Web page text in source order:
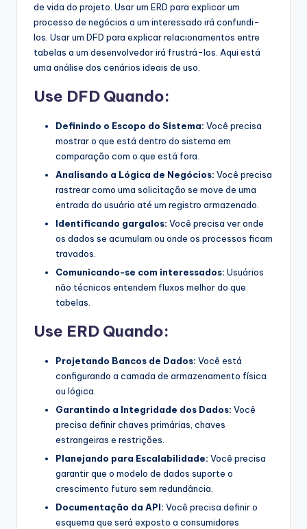
de vida do projeto. Usar um ERD para explicar um
processo de negócios a um interessado irá confundi-
los. Usar um DFD para explicar relacionamentos entre
tabelas a um desenvolvedor irá frustrá-los. Aqui está
uma análise dos cenários ideais de uso.
Use DFD Quando:
Definindo o Escopo do Sistema: Você precisa
mostrar o que está dentro do sistema em
comparação com o que está fora.
Analisando a Lógica de Negócios: Você precisa
rastrear como uma solicitação se move de uma
entrada do usuário até um registro armazenado.
Identificando gargalos: Você precisa ver onde
os dados se acumulam ou onde os processos ficam
travados.
Comunicando-se com interessados: Usuários
não técnicos entendem fluxos melhor do que
tabelas.
Use ERD Quando:
Projetando Bancos de Dados: Você está
configurando a camada de armazenamento física
ou lógica.
Garantindo a Integridade dos Dados: Você
precisa definir chaves primárias, chaves
estrangeiras e restrições.
Planejando para Escalabilidade: Você precisa
garantir que o modelo de dados suporte o
crescimento futuro sem redundância.
Documentação da API: Você precisa definir o
esquema que será exposto a consumidores